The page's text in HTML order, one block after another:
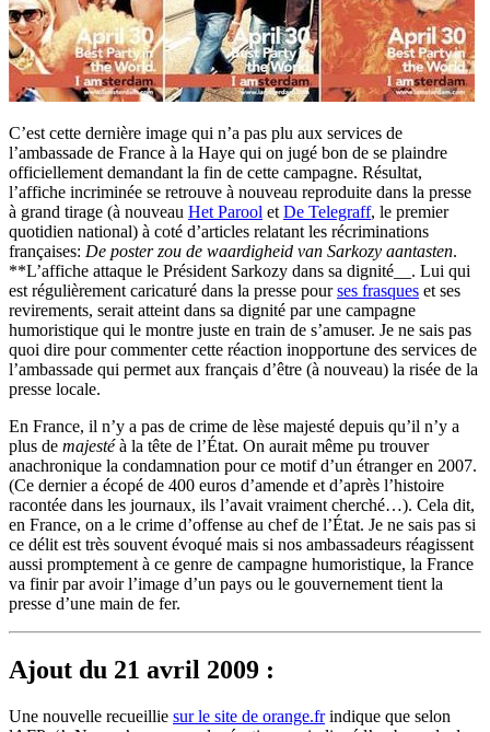
C’est cette dernière image qui n’a pas plu aux services de
l’ambassade de France à la Haye qui on jugé bon de se plaindre
officiellement demandant la fin de cette campagne. Résultat,
l’affiche incriminée se retrouve à nouveau reproduite dans la presse
à grand tirage (à nouveau Het Parool et De Telegraff, le premier
quotidien national) à coté d’articles relatant les récriminations
françaises: De poster zou de waardigheid van Sarkozy aantasten.
**L’affiche attaque le Président Sarkozy dans sa dignité__. Lui qui
est régulièrement caricaturé dans la presse pourses frasques et ses
revirements, serait atteint dans sa dignité par une campagne
humoristique qui le montre juste en train de s’amuser. Je ne sais pas
quoi dire pour commenter cette réaction inopportune des services de
l’ambassade qui permet aux français d’être (à nouveau) la risée de la
presse locale.
En France, il n’y a pas de crime de lèse majesté depuis qu’il n’y a
plus de majestéà la tête de l’État. On aurait même pu trouver
anachronique la condamnation pour ce motif d’un étranger en 2007.
(Ce dernier a écopé de 400 euros d’amende et d’après l’histoire
racontée dans les journaux, ils l’avait vraiment cherché…). Cela dit,
en France, on a le crime d’offense au chef de l’État. Je ne sais pas si
ce délit est très souvent évoqué mais si nos ambassadeurs réagissent
aussi promptement à ce genre de campagne humoristique, la France
va finir par avoir l’image d’un pays ou le gouvernement tient la
presse d’une main de fer.
Ajout du 21 avril 2009 :
Une nouvelle recueillie sur le site de orange.frindique que selon